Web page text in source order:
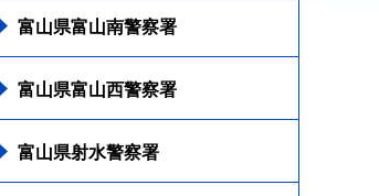
富山県富山南警察署
富山県富山西警察署
富山県射水警察署